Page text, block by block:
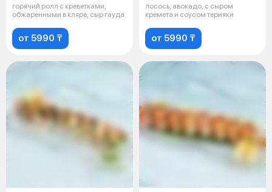
горячий ролл с креветками,
обжаренными в кляре, сыр гауда
от 5990 ₸
лосось, авокадо, с сыром
кремета и соусом терияки
от 5990 ₸